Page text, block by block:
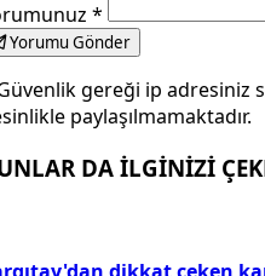
*
Yorumu Gönder
gereği ip adresiniz
paylaşılmamaktadır.
DA İLGİNİZİ